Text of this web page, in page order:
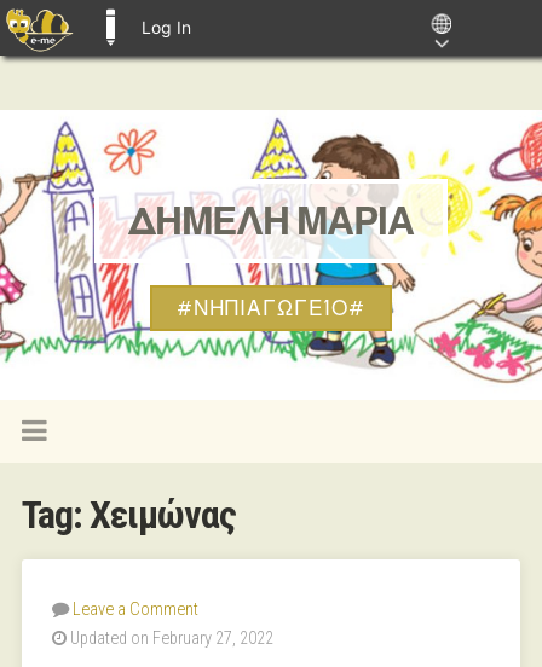
Log In
ΔΗΜΕΛΗ ΜΑΡΙΑ
#ΝΗΠΙΑΓΩΓΕΊΟ#
Tag:Χειμώνας
Leave a Comment
Updated on February 27, 2022